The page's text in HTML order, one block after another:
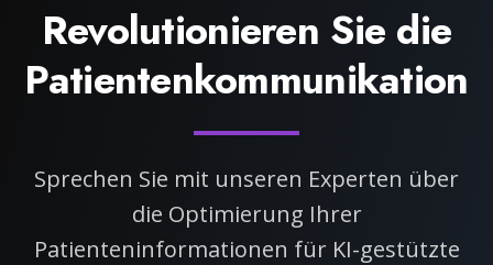
Revolutionieren Sie die
Patientenkommunikation
Sprechen Sie mit unseren Experten über
die Optimierung Ihrer
Patienteninformationen für KI-gestützte